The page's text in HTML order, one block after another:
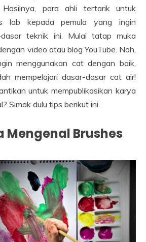
Hasilnya, para ahli tertarik untuk
lab kepada pemula yang ingin
dasar teknik ini. Mulai tatap muka
video atau blog YouTube. Nah,
menggunakan cat dengan baik,
mempelajari dasar-dasar cat air!
untuk mempublikasikan karya
Simak dulu tips berikut ini.
Mengenal Brushes